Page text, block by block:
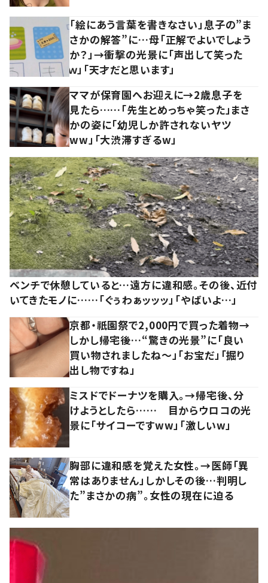
「絵にあう言葉を書きなさい」息子の”ま
さかの解答”に…母「正解でよいでしょう
か？」→衝撃の光景に「声出して笑った
ｗ」「天才だと思います」
ママが保育園へお迎えに→2歳息子を
見たら……「先生とめっちゃ笑った」まさ
かの姿に「幼児しか許されないヤツ
ww」「大渋滞すぎるw」
ベンチで休憩していると…遠方に違和感。その後、近付
いてきたモノに……「ぐぅわぁッッッ」「やばいよ…」
京都・祇園祭で2,000円で買った着物→
しかし帰宅後…“驚きの光景”に「良い
買い物されましたね～」「お宝だ」「掘り
出し物ですね」
ミスドでドーナツを購入。→帰宅後、分
けようとしたら…… 目からウロコの光
景に「サイコーですww」「激しいw」
胸部に違和感を覚えた女性。→医師「異
常はありません」しかしその後…判明し
た”まさかの病”。女性の現在に迫る